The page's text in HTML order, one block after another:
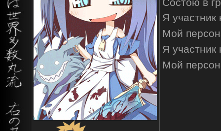
Состою в
Я участник
Мой
Я участник
Мой